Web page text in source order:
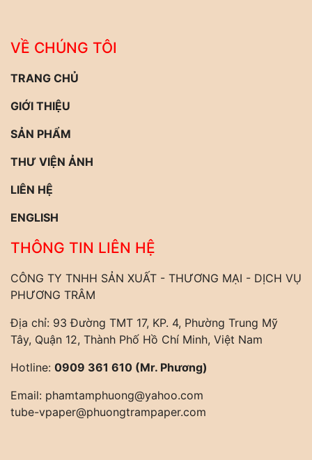
VỀ CHÚNG TÔI
TRANG CHỦ
GIỚI THIỆU
SẢN PHẨM
THƯ VIỆN ẢNH
LIÊN HỆ
ENGLISH
THÔNG TIN LIÊN HỆ
CÔNG TY TNHH SẢN XUẤT - THƯƠNG MẠI - DỊCH VỤ
PHƯƠNG TRÂM
Địa chỉ: 93 Đường TMT 17, KP. 4, Phường Trung Mỹ
Tây, Quận 12, Thành Phố Hồ Chí Minh, Việt Nam
Hotline: 0909 361 610 (Mr. Phương)
Email: phamtamphuong@yahoo.com
tube-vpaper@phuongtrampaper.com